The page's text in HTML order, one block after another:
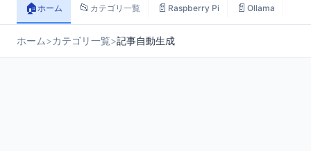
🏠ホーム 📂 カテゴリ一覧 📄 Raspberry Pi 📄 Ollama
ホーム>カテゴリ一覧>記事自動生成